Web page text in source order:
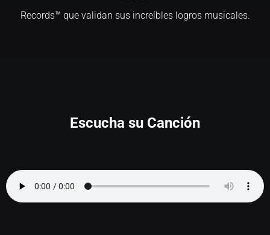
Records™ que validan sus increíbles logros musicales.
Escucha su Canción